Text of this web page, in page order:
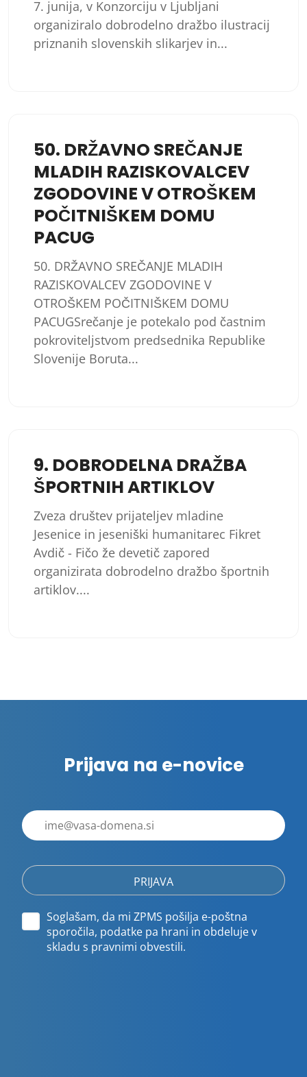
7. junija, v Konzorciju v Ljubljani
organiziralo dobrodelno dražbo ilustracij
priznanih slovenskih slikarjev in...
50. DRŽAVNO SREČANJE
MLADIH RAZISKOVALCEV
ZGODOVINE V OTROŠKEM
POČITNIŠKEM DOMU
PACUG
50. DRŽAVNO SREČANJE MLADIH
RAZISKOVALCEV ZGODOVINE V
OTROŠKEM POČITNIŠKEM DOMU
PACUGSrečanje je potekalo pod častnim
pokroviteljstvom predsednika Republike
Slovenije Boruta...
9. DOBRODELNA DRAŽBA
ŠPORTNIH ARTIKLOV
Zveza društev prijateljev mladine
Jesenice in jeseniški humanitarec Fikret
Avdič - Fičo že devetič zapored
organizirata dobrodelno dražbo športnih
artiklov....
prispevkov
Prijava na e-novice
E-
poštni
Soglašam, da mi ZPMS pošilja e-poštna
sporočila, podatke pa hrani in obdeluje v
skladu s pravnimi obvestili.